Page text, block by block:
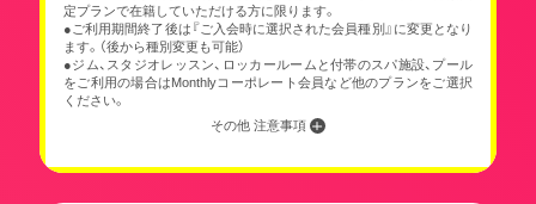
定プランで在籍していただける方に限ります。
●ご利用期間終了後は『ご入会時に選択された会員種別』に変更となり
ます。（後から種別変更も可能）
●ジム、スタジオレッスン、ロッカールームと付帯のスパ施設、プール
をご利用の場合はMonthlyコーポレート会員など他のプランをご選択
ください。
その他 注意事項